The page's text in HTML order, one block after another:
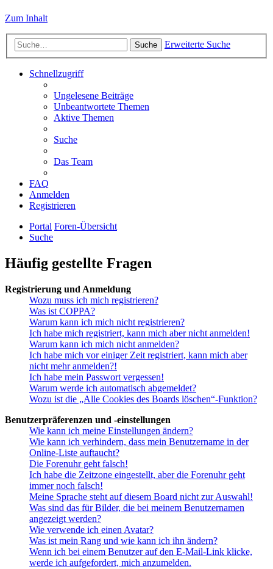
Zum Inhalt
Suche Erweiterte Suche
Schnellzugriff
Ungelesene Beiträge
Unbeantwortete Themen
Aktive Themen
Suche
Das Team
FAQ
Anmelden
Registrieren
Portal Foren-Übersicht
Suche
Häufig gestellte Fragen
Registrierung und Anmeldung
Wozu muss ich mich registrieren?
Was ist COPPA?
Warum kann ich mich nicht registrieren?
Ich habe mich registriert, kann mich aber nicht anmelden!
Warum kann ich mich nicht anmelden?
Ich habe mich vor einiger Zeit registriert, kann mich aber
nicht mehr anmelden?!
Ich habe mein Passwort vergessen!
Warum werde ich automatisch abgemeldet?
Wozu ist die „Alle Cookies des Boards löschen“-Funktion?
Benutzerpräferenzen und -einstellungen
Wie kann ich meine Einstellungen ändern?
Wie kann ich verhindern, dass mein Benutzername in der
Online-Liste auftaucht?
Die Forenuhr geht falsch!
Ich habe die Zeitzone eingestellt, aber die Forenuhr geht
immer noch falsch!
Meine Sprache steht auf diesem Board nicht zur Auswahl!
Was sind das für Bilder, die bei meinem Benutzernamen
angezeigt werden?
Wie verwende ich einen Avatar?
Was ist mein Rang und wie kann ich ihn ändern?
Wenn ich bei einem Benutzer auf den E-Mail-Link klicke,
werde ich aufgefordert, mich anzumelden.